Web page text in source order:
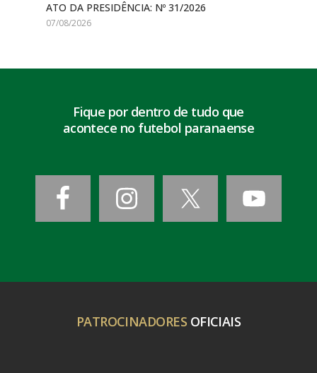
ATO DA PRESIDÊNCIA: Nº 31/2026
07/08/2026
Fique por dentro de tudo que
acontece no futebol paranaense
PATROCINADORES OFICIAIS